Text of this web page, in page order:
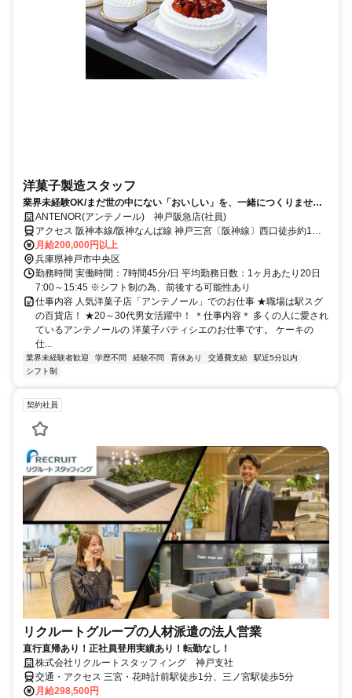
洋菓子製造スタッフ
業界未経験OK/まだ世の中にない「おいしい」を、一緒につくりません
か？ANTENOR(アンテノール) 神戸阪急店(社員)
アクセス 阪神本線/阪神なんば線 神戸三宮〔阪神線〕西口徒歩約1
分、ＪＲ東海道本線 三ノ宮（ＪＲ）中央口(西)徒歩約2分、神戸新交
通ポートアイランド線 三宮（ポートライナー）徒歩約3分 各線三宮駅
からすぐ
月給200,000円以上
兵庫県神戸市中央区
勤務時間 実働時間：7時間45分/日 平均勤務日数：1ヶ月あたり20日
7:00～15:45 ※シフト制の為、前後する可能性あり
仕事内容 人気洋菓子店「アンテノール」でのお仕事 ★職場は駅スグ
の百貨店！ ★20～30代男女活躍中！ ＊仕事内容＊ 多くの人に愛され
ているアンテノールの 洋菓子パティシエのお仕事です。 ケーキの
仕...
業界未経験者歓迎 学歴不問 経験不問 育休あり 交通費支給
駅近5分以内
シフト制
契約社員
リクルートグループの人材派遣の法人営業
直行直帰あり！正社員登用実績あり！転勤なし！
株式会社リクルートスタッフィング 神戸支社
交通・アクセス 三宮・花時計前駅徒歩1分、三ノ宮駅徒歩5分
月給298,500円